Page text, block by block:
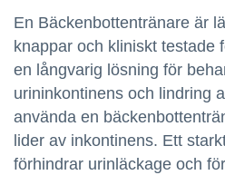
En Bäckenbottentränare är
knappar och kliniskt testade
en långvarig lösning för
urininkontinens och lindring
använda en
lider av inkontinens. Ett
förhindrar urinläckage och